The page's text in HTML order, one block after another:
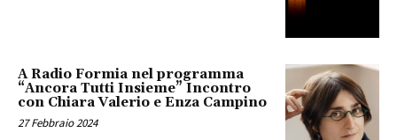
A Radio Formia nel programma
“Ancora Tutti Insieme” Incontro
con Chiara Valerio e Enza Campino
27 Febbraio 2024